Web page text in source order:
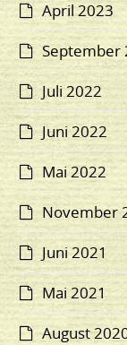
April 2023
September
Juli 2022
Juni 2022
Mai 2022
November
Juni 2021
Mai 2021
August